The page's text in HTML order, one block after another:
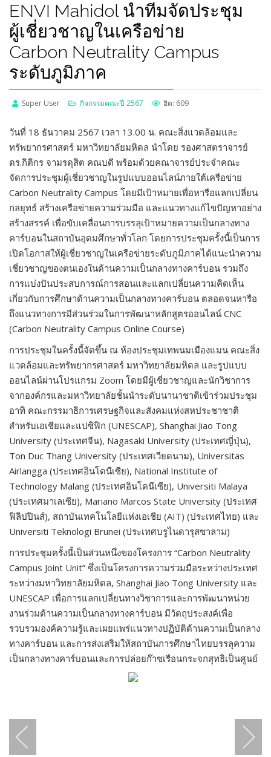
ENVI Mahidol นำทีมจัดประชุม
ผู้เชี่ยวชาญในเครือข่าย
Carbon Neutrality Campus
ระดับภูมิภาค
Super User กิจกรรมคณะปี 2567 ฮิต: 609
วันที่ 18 ธันวาคม 2567 เวลา 13.00 น. คณะสิ่งแวดล้อมและ
ทรัพยากรศาสตร์ มหาวิทยาลัยมหิดล นำโดย รองศาสตราจารย์
ดร.กิติกร จามรดุสิต คณบดี พร้อมด้วยคณาจารย์ประจำคณะ
จัดการประชุมผู้เชี่ยวชาญในรูปแบบออนไลน์ภายใต้เครือข่าย
Carbon Neutrality Campus โดยมีเป้าหมายเพื่อหารือแลกเปลี่ยน
กลยุทธ์ สร้างเครือข่ายความร่วมมือ และแนวทางแก้ไขปัญหาอย่าง
สร้างสรรค์ เพื่อขับเคลื่อนการบรรลุเป้าหมายความเป็นกลางทาง
คาร์บอนในสถาบันอุดมศึกษาทั่วโลก โดยการประชุมครั้งนี้เป็นการ
เปิดโอกาสให้ผู้เชี่ยวชาญในเครือข่ายระดับภูมิภาคได้แนะนำความ
เชี่ยวชาญของตนเองในด้านความเป็นกลางทางคาร์บอน รวมถึง
การแบ่งปันประสบการณ์การสอนและแลกเปลี่ยนความคิดเห็น
เกี่ยวกับการศึกษาด้านความเป็นกลางทางคาร์บอน ตลอดจนหารือ
ถึงแนวทางการมีส่วนร่วมในการพัฒนาหลักสูตรออนไลน์ CNC
(Carbon Neutrality Campus Online Course)
การประชุมในครั้งนี้จัดขึ้น ณ ห้องประชุมเทพนมเมืองแมน คณะสิ่ง
แวดล้อมและทรัพยากรศาสตร์ มหาวิทยาลัยมหิดล และรูปแบบ
ออนไลน์ผ่านโปรแกรม Zoom โดยมีผู้เชี่ยวชาญและนักวิชาการ
จากองค์กรและมหาวิทยาลัยชั้นนำระดับนานาชาติเข้าร่วมประชุม
อาทิ คณะกรรมาธิการเศรษฐกิจและสังคมแห่งสหประชาชาติ
สำหรับเอเชียและแปซิฟิก (UNESCAP), Shanghai Jiao Tong
University (ประเทศจีน), Nagasaki University (ประเทศญี่ปุ่น),
Ton Duc Thang University (ประเทศเวียดนาม), Universitas
Airlangga (ประเทศอินโดนีเซีย), National Institute of
Technology Malang (ประเทศอินโดนีเซีย), Universiti Malaya
(ประเทศมาเลเซีย), Mariano Marcos State University (ประเทศ
ฟิลิปปินส์), สถาบันเทคโนโลยีแห่งเอเชีย (AIT) (ประเทศไทย) และ
Universiti Teknologi Brunei (ประเทศบรูไนดารุสซาลาม)
การประชุมครั้งนี้เป็นส่วนหนึ่งของโครงการ “Carbon Neutrality
Campus Joint Unit” ซึ่งเป็นโครงการความร่วมมือระหว่างประเทศ
ระหว่างมหาวิทยาลัยมหิดล, Shanghai Jiao Tong University และ
UNESCAP เพื่อการแลกเปลี่ยนทางวิชาการและการพัฒนาหน่วย
งานร่วมด้านความเป็นกลางทางคาร์บอน มีวัตถุประสงค์เพื่อ
รวบรวมองค์ความรู้และเผยแพร่แนวทางปฏิบัติด้านความเป็นกลาง
ทางคาร์บอน และการส่งเสริมให้สถาบันการศึกษาไทยบรรลุความ
เป็นกลางทางคาร์บอนและการปล่อยก๊าซเรือนกระจกสุทธิเป็นศูนย์